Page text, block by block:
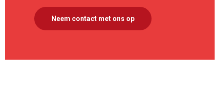
Neem contact met ons op